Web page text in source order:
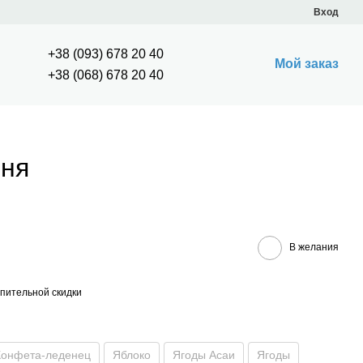
Вход
+38 (093) 678 20 40
+38 (068) 678 20 40
Мой заказ
В желания
скидки
леденец Яблоко Ягоды Асаи Ягоды